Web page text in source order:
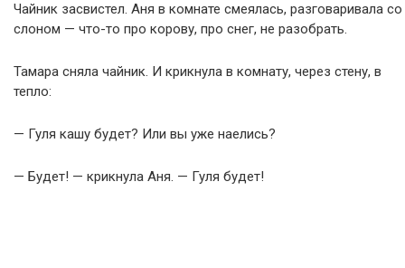
Чайник засвистел. Аня в комнате смеялась, разговаривала со
слоном — что-то про корову, про снег, не разобрать.
Тамара сняла чайник. И крикнула в комнату, через стену, в
тепло:
— Гуля кашу будет? Или вы уже наелись?
— Будет! — крикнула Аня. — Гуля будет!